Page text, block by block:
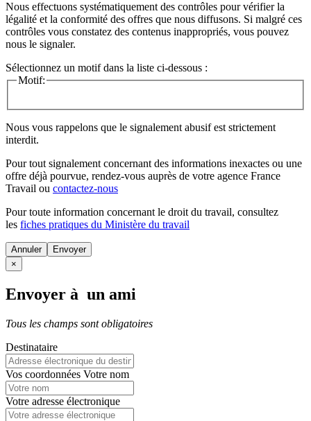
Nous effectuons systématiquement des contrôles pour vérifier la
légalité et la conformité des offres que nous diffusons. Si malgré ces
contrôles vous constatez des contenus inappropriés, vous pouvez
nous le signaler.
Sélectionnez un motif dans la liste ci-dessous :
Motif:
Nous vous rappelons que le signalement abusif est strictement
interdit.
Pour tout signalement concernant des informations inexactes ou une
offre déjà pourvue, rendez-vous auprès de votre agence France
Travail ou contactez-nous
Pour toute information concernant le droit du travail, consultez
les fiches pratiques du Ministère du travail
Annuler
×
Envoyer à un ami
Tous les champs sont obligatoires
Destinataire
Vos coordonnées Votre nom
Votre adresse électronique